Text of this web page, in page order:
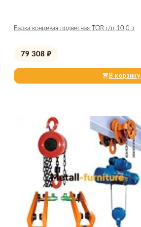
Балка концевая подвесная TOR г/п 10,0 т
79 308 ₽
В корзину